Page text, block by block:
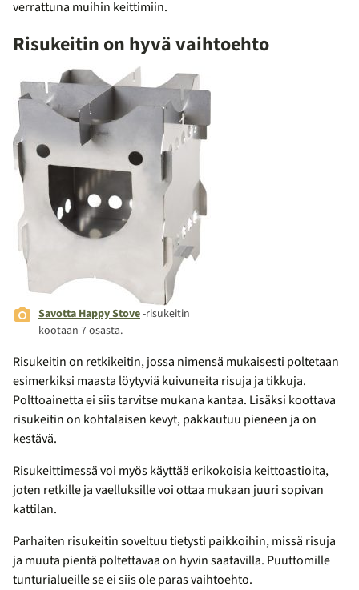
verrattuna muihin keittimiin.
Risukeitin on hyvä vaihtoehto
Savotta Happy Stove-risukeitin
kootaan 7 osasta.
Risukeitin on retkikeitin, jossa nimensä mukaisesti poltetaan
esimerkiksi maasta löytyviä kuivuneita risuja ja tikkuja.
Polttoainetta ei siis tarvitse mukana kantaa. Lisäksi koottava
risukeitin on kohtalaisen kevyt, pakkautuu pieneen ja on
kestävä.
Risukeittimessä voi myös käyttää erikokoisia keittoastioita,
joten retkille ja vaelluksille voi ottaa mukaan juuri sopivan
kattilan.
Parhaiten risukeitin soveltuu tietysti paikkoihin, missä risuja
ja muuta pientä poltettavaa on hyvin saatavilla. Puuttomille
tunturialueille se ei siis ole paras vaihtoehto.